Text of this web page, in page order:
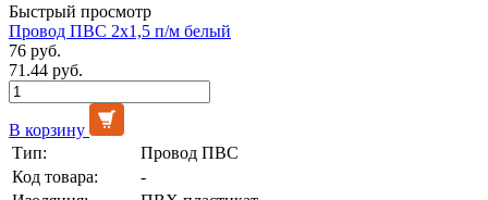
Быстрый просмотр
Провод ПВС 2х1,5 п/м белый
76 руб.
71.44 руб.
В корзину
Тип:
Провод ПВС
Код товара:
-